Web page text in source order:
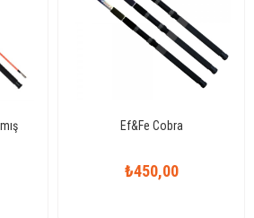
Ef&Fe Cobra
₺450,00